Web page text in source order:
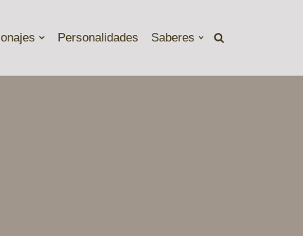
Personalidades Saberes